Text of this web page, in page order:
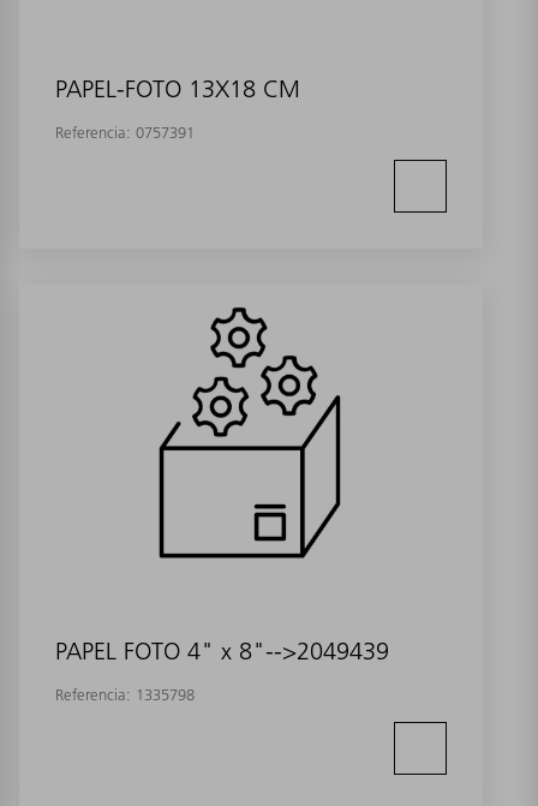
PAPEL-FOTO 13X18 CM
Referencia: 0757391
PAPEL FOTO 4" x 8"-->2049439
Referencia: 1335798